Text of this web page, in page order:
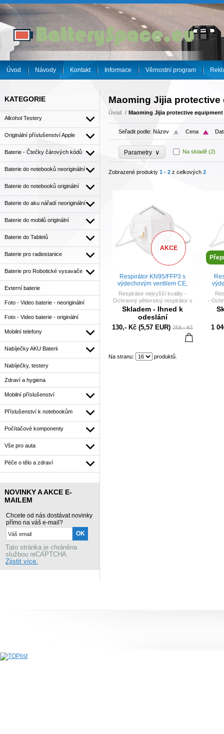
Úvod Návody Kontakt Informace Věrnostní program
KATEGORIE
Alkohol Testery
Originální příslušenství Apple
Baterie - Čtečky čárových kódů
Baterie do notebooků neoriginální
Baterie do notebooků originální
Baterie do aku nářadí neoriginální
Baterie do mobilů originální
Baterie do Tabletů
Baterie pro radiostanice
Baterie pro Robotické vysavače
Externí baterie
Foto - Video baterie - neoriginální
Foto - Video baterie - originální
Mobilní telefony
Nabíječky AKU Baterii
Nabíječky, testery
Zdraví a hygiena
Mobilní příslušenství
Příslušenství k notebookům
Počítačové komponenty
Vše pro auta
Péče o tělo a zdraví
NOVINKY A AKCE E-
MAILEM
Chcete od nás dostávat novinky
přímo na váš e-mail?
Tato stránka je chráněna
službou reCAPTCHA.
Zjistit více.
Maoming Jijia protective
Úvod Maoming Jijia protective equipment
Seřadit podle: Název Cena
Parametry ∨ Na skladě (2)
Zobrazené produkty 1 - 2 z celkových 2
AKCE
Respirátor KN95/FFP3 s
výdechovým ventilem CE,
FKK certifikát
Respirátor nejvyšší kvality -
Ochranný pětivrstvý respirátor s
výdechovým ventilem
Norma bezpečnostní - EN
149:2001 + A1:2009
CE, FKK certifikát
Skladem - Ihned k
odeslání
130,- Kč (5,57 EUR) 258,- Kč
-
1
Na stranu: produktů.